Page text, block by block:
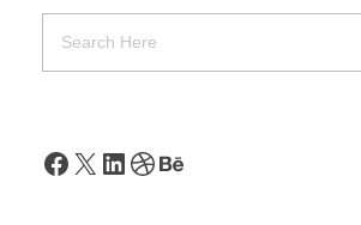
Facebook X LinkedIn Dribbble Behance